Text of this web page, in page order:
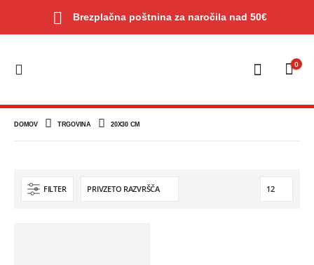
Brezplačna poštnina za naročila nad 50€
0
DOMOV TRGOVINA 20X30 CM
FILTER